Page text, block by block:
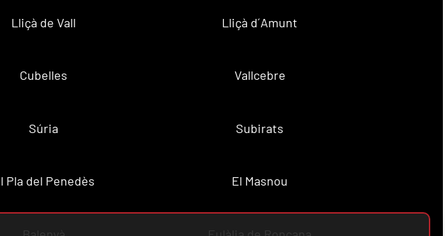
Lliçà de Vall Lliçà d´Amunt
Cubelles Vallcebre
Súria Subirats
Pla del Penedès El Masnou